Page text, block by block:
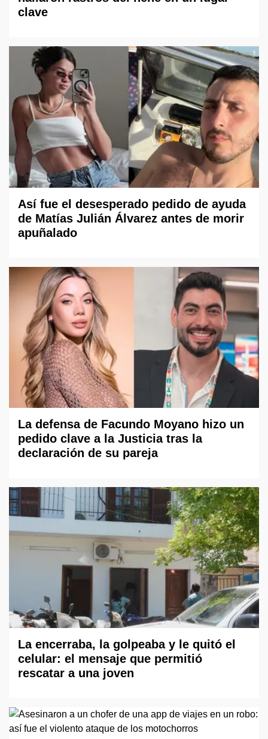
clave
Así fue el desesperado pedido de ayuda
de Matías Julián Álvarez antes de morir
apuñalado
La defensa de Facundo Moyano hizo un
pedido clave a la Justicia tras la
declaración de su pareja
La encerraba, la golpeaba y le quitó el
celular: el mensaje que permitió
rescatar a una joven